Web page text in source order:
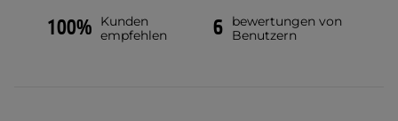
100%
Kunden
empfehlen
6
bewertungen von
Benutzern